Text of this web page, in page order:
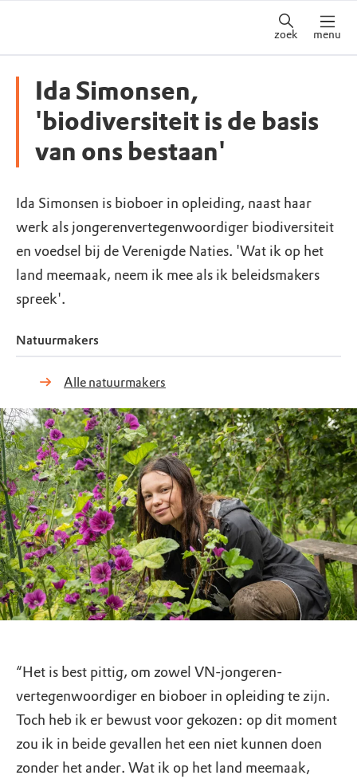
zoek menu
Ida Simonsen,
'biodiversiteit is de basis
van ons bestaan'
Ida Simonsen is bioboer in opleiding, naast haar
werk als jongerenvertegenwoordiger biodiversiteit
en voedsel bij de Verenigde Naties. 'Wat ik op het
land meemaak, neem ik mee als ik beleidsmakers
spreek'.
Natuurmakers
Alle natuurmakers
“Het is best pittig, om zowel VN-jongeren-
vertegenwoordiger en bioboer in opleiding te zijn.
Toch heb ik er bewust voor gekozen: op dit moment
zou ik in beide gevallen het een niet kunnen doen
zonder het ander. Wat ik op het land meemaak,